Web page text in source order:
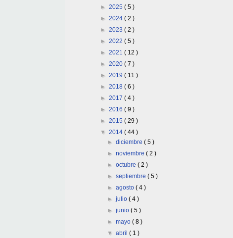
► 2025 ( 5 )
► 2024 ( 2 )
► 2023 ( 2 )
► 2022 ( 5 )
► 2021 ( 12 )
► 2020 ( 7 )
► 2019 ( 11 )
► 2018 ( 6 )
► 2017 ( 4 )
► 2016 ( 9 )
► 2015 ( 29 )
▼ 2014 ( 44 )
►diciembre( 5 )
►noviembre( 2 )
►octubre( 2 )
►septiembre( 5 )
►agosto( 4 )
►julio( 4 )
►junio( 5 )
►mayo( 8 )
▼abril( 1 )